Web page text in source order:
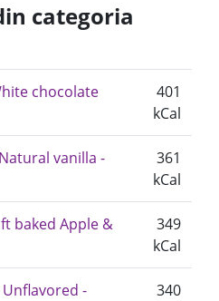
categoria
chocolate
401
kCal
vanilla -
361
kCal
baked Apple &
349
kCal
-
340